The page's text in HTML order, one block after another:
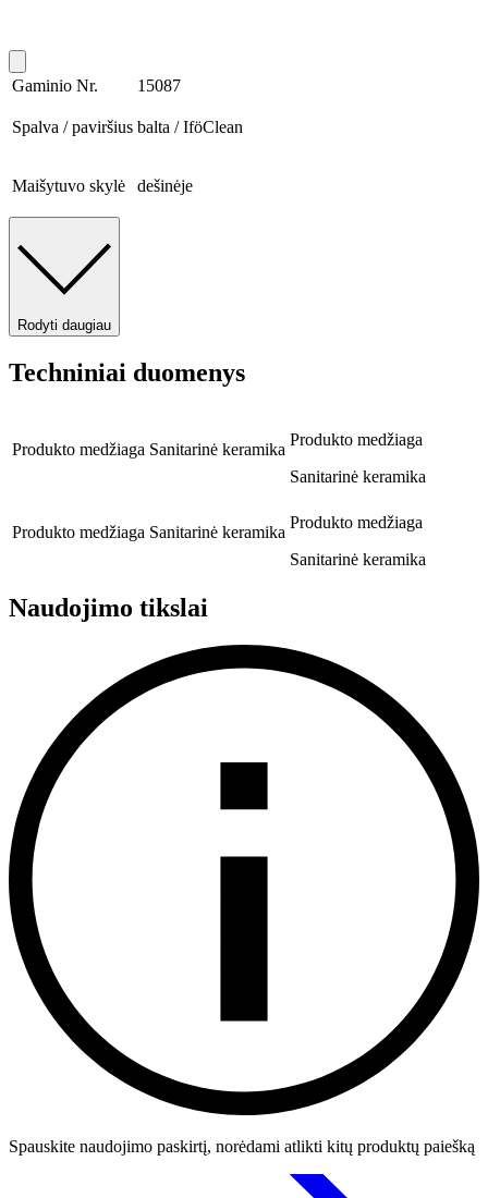
Gaminio Nr. 15087
Spalva / paviršius balta / IföClean
Maišytuvo skylė dešinėje
Rodyti daugiau
Techniniai duomenys
Produkto medžiaga Sanitarinė keramika
Produkto medžiaga
Sanitarinė keramika
Produkto medžiaga Sanitarinė keramika
Produkto medžiaga
Sanitarinė keramika
Naudojimo tikslai
Spauskite naudojimo paskirtį, norėdami atlikti kitų produktų paiešką